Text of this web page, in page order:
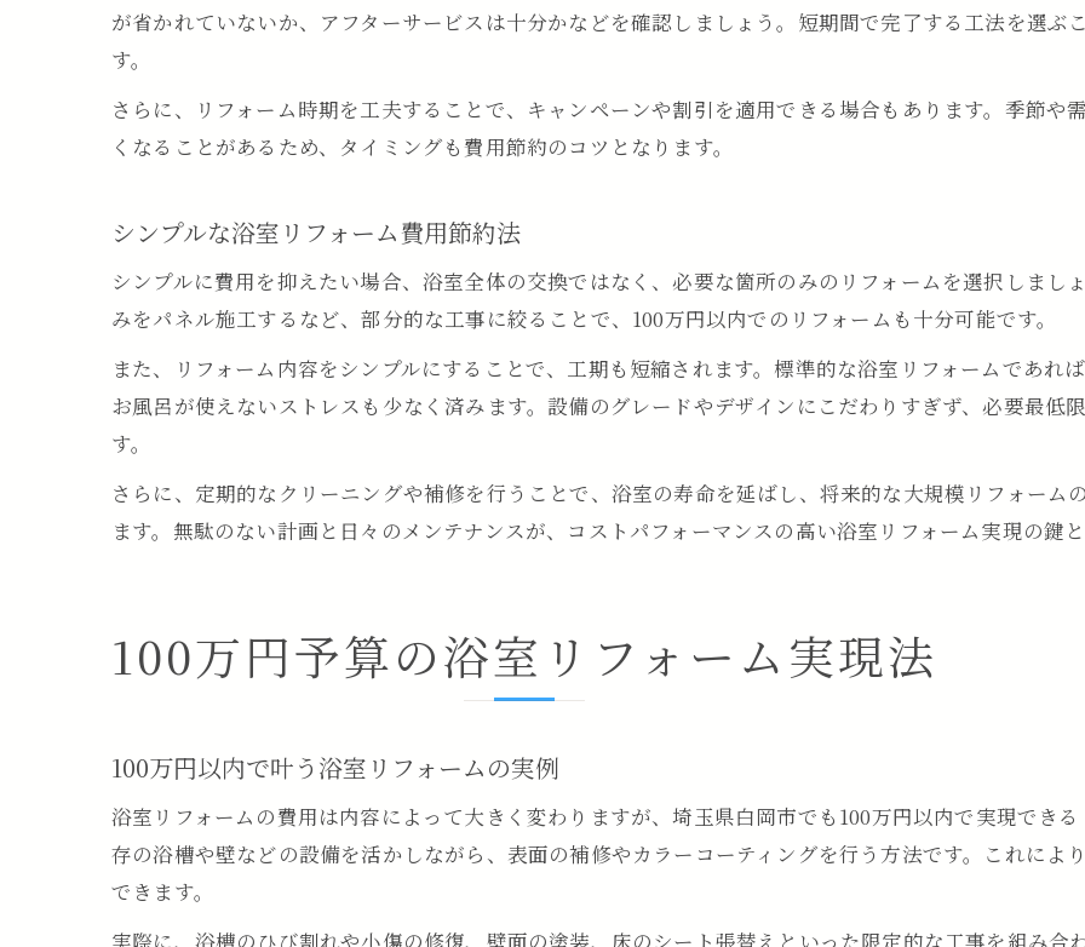
が省かれていないか、アフターサービスは十分かなどを確認しましょう。短期間で完了する工法を選ぶ
す。
さらに、リフォーム時期を工夫することで、キャンペーンや割引を適用できる場合もあります。季節や
くなることがあるため、タイミングも費用節約のコツとなります。
シンプルな浴室リフォーム費用節約法
シンプルに費用を抑えたい場合、浴室全体の交換ではなく、必要な箇所のみのリフォームを選択しまし
みをパネル施工するなど、部分的な工事に絞ることで、100万円以内でのリフォームも十分可能です。
また、リフォーム内容をシンプルにすることで、工期も短縮されます。標準的な浴室リフォームであれ
お風呂が使えないストレスも少なく済みます。設備のグレードやデザインにこだわりすぎず、必要最低
す。
さらに、定期的なクリーニングや補修を行うことで、浴室の寿命を延ばし、将来的な大規模リフォーム
ます。無駄のない計画と日々のメンテナンスが、コストパフォーマンスの高い浴室リフォーム実現の鍵
100万円予算の浴室リフォーム実現法
100万円以内で叶う浴室リフォームの実例
浴室リフォームの費用は内容によって大きく変わりますが、埼玉県白岡市でも100万円以内で実現でき
存の浴槽や壁などの設備を活かしながら、表面の補修やカラーコーティングを行う方法です。これによ
できます。
実際に、浴槽のひび割れや小傷の修復、壁面の塗装、床のシート張替えといった限定的な工事を組み合